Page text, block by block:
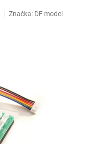
Značka: DF model